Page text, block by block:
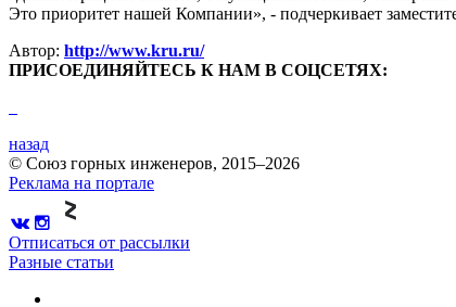
Это приоритет нашей Компании», - подчеркивает
Автор: http://www.kru.ru/
ПРИСОЕДИНЯЙТЕСЬ К НАМ В СОЦСЕТЯХ:
назад
© Союз горных инженеров, 2015–2026
Реклама на портале
Отписаться от рассылки
Разные статьи